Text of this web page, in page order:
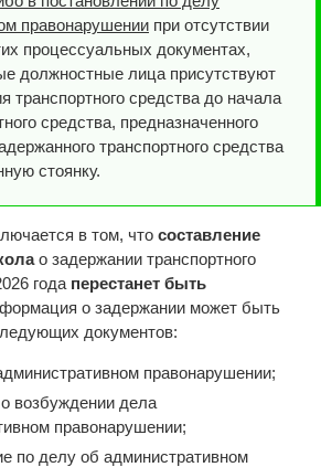
правонарушении при отсутствии
процессуальных документах,
должностные лица присутствуют
транспортного средства до начала
средства, предназначенного
транспортного средства
стоянку.
в том, что составление
о задержании транспортного
года перестанет быть
о задержании может быть
документов:
правонарушении;
возбуждении дела
правонарушении;
по делу об административном